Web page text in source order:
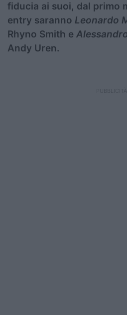
fiducia ai suoi, dal primo
entry saranno Leonardo
Rhyno Smith e
Andy Uren.